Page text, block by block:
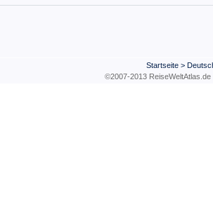
Startseite>
©2007-2013